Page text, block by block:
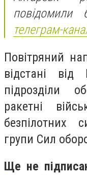
повідомили
телеграм-
Повітряний
відстані
підрозділи
ракетні
безпілотних
групи Сил
Ще не